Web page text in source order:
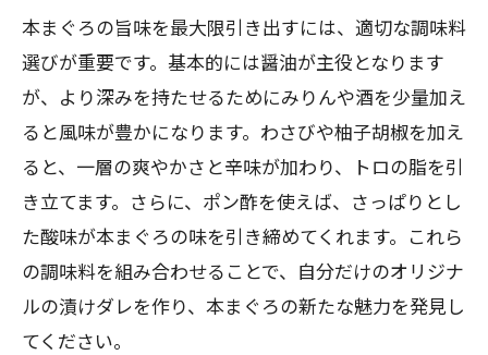
本まぐろの旨味を最大限引き出すには、適切な調味料
選びが重要です。基本的には醤油が主役となります
が、より深みを持たせるためにみりんや酒を少量加え
ると風味が豊かになります。わさびや柚子胡椒を加え
ると、一層の爽やかさと辛味が加わり、トロの脂を引
き立てます。さらに、ポン酢を使えば、さっぱりとし
た酸味が本まぐろの味を引き締めてくれます。これら
の調味料を組み合わせることで、自分だけのオリジナ
ルの漬けダレを作り、本まぐろの新たな魅力を発見し
てください。